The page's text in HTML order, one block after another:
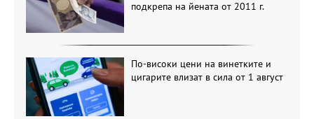
подкрепа на йената от 2011 г.
По-високи цени на винетките и
цигарите влизат в сила от 1 август